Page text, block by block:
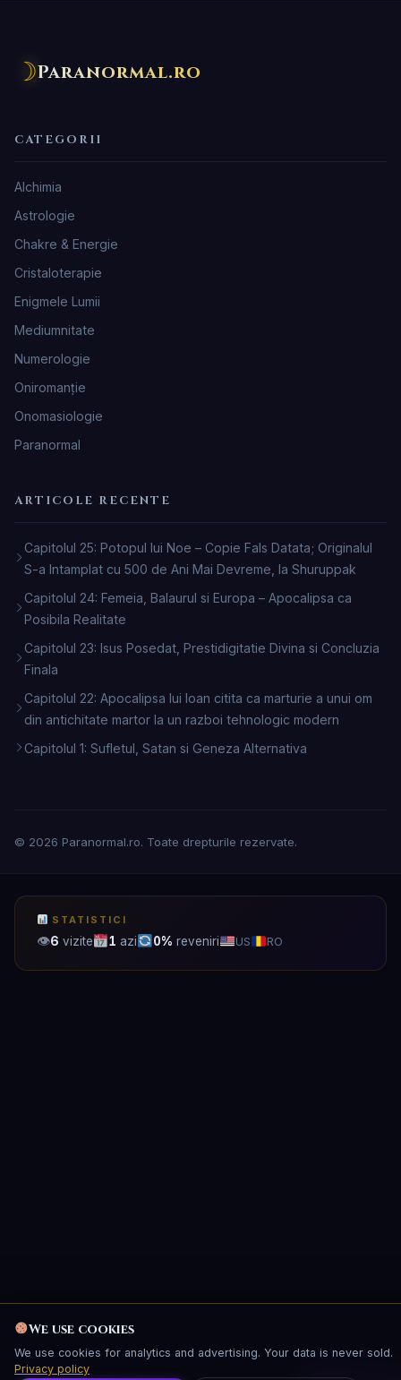
☽Paranormal.ro
CATEGORII
Alchimia
Astrologie
Chakre & Energie
Cristaloterapie
Enigmele Lumii
Mediumnitate
Numerologie
Oniromanţie
Onomasiologie
Paranormal
ARTICOLE RECENTE
Capitolul 25: Potopul lui Noe – Copie Fals Datata; Originalul
S-a Intamplat cu 500 de Ani Mai Devreme, la Shuruppak
Capitolul 24: Femeia, Balaurul si Europa – Apocalipsa ca
Posibila Realitate
Capitolul 23: Isus Posedat, Prestidigitatie Divina si Concluzia
Finala
Capitolul 22: Apocalipsa lui Ioan citita ca marturie a unui om
din antichitate martor la un razboi tehnologic modern
Capitolul 1: Sufletul, Satan si Geneza Alternativa
© 2026 Paranormal.ro. Toate drepturile rezervate.
STATISTICI
👁6 vizite 1 azi 0% reveniri US RO
We use cookies
We use cookies for analytics and advertising. Your data is never sold.
Privacy policy